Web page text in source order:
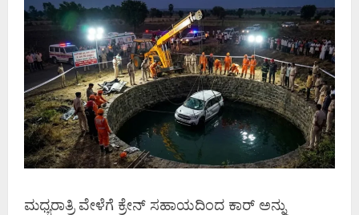
ಮಧ್ಯರಾತ್ರಿ ವೇಳೆಗೆ ಕ್ರೇನ್‌ ಸಹಾಯದಿಂದ ಕಾರ್‌ ಅನ್ನು